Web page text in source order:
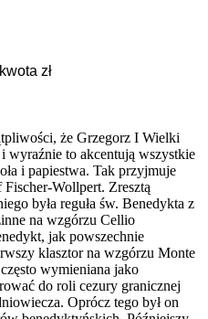
że Grzegorz I Wielki
wyraźnie to akcentują wszystkie
i papiestwa. Tak przyjmuje
Wollpert. Zresztą
była reguła św. Benedykta z
na wzgórzu Cellio
jak powszechnie
klasztor na wzgórzu Monte
wymieniana jako
do roli cezury granicznej
Oprócz tego był on